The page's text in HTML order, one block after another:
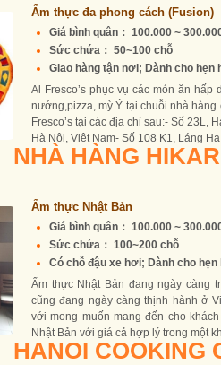
Ẩm thực đa phong cách (Fusion)
Giá bình quân： 100.000 ~
Sức chứa： 50~100 chỗ
Giao hàng tận nơi; Dành cho hẹn
Al Fresco’s phục vụ các món ăn
nướng,pizza, mỳ Ý tại chuỗi nhà
Fresco’s tại các địa chỉ sau:- Số 23L,
Hà Nội, Việt Nam- Số 108 K1, Láng
NHÀ HÀNG
Ẩm thực Nhật Bản
Giá bình quân： 100.000 ~
Sức chứa： 100~200 chỗ
Có chỗ đậu xe hơi; Dành cho hẹn
Ẩm thực Nhật Bản đang ngày càng
cũng đang ngày càng thịnh hành ở
với mong muốn mang đến cho
Nhật Bản với giá cả hợp lý trong một
HANOI COOKING